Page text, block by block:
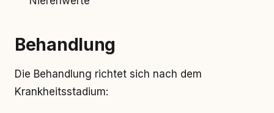
Behandlung
Die Behandlung richtet sich nach dem
Krankheitsstadium: